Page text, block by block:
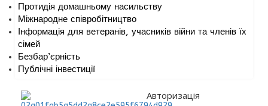
Протидія домашньому насильству
Міжнародне співробітництво
Інформація для ветеранів, учасників війни та членів їх
сімей
Безбар’єрність
Публічні інвестиції
Авторизація